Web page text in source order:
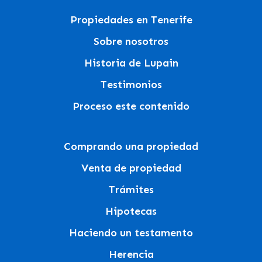
Propiedades en Tenerife
Sobre nosotros
Historia de Lupain
Testimonios
Proceso este contenido
Comprando una propiedad
Venta de propiedad
Trámites
Hipotecas
Haciendo un testamento
Herencia